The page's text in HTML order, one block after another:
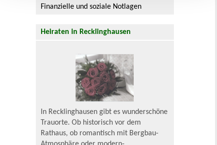
Finanzielle und soziale Notlagen
Heiraten in Recklinghausen
In Recklinghausen gibt es wunderschöne
Trauorte. Ob historisch vor dem
Rathaus, ob romantisch mit Bergbau-